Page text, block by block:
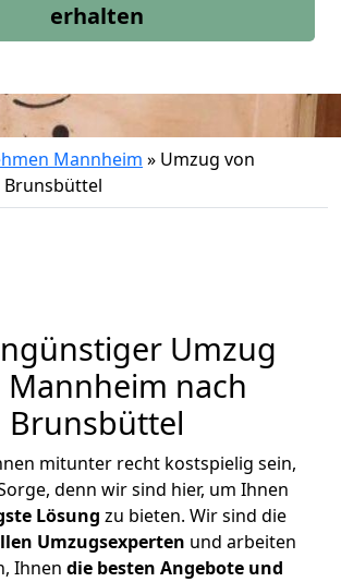
erhalten
Mannheim » Umzug von
Brunsbüttel
Umzug
Mannheim nach
Brunsbüttel
mitunter recht kostspielig sein,
denn wir sind hier, um Ihnen
Lösung zu bieten. Wir sind die
Umzugsexperten und arbeiten
Ihnen die besten Angebote und